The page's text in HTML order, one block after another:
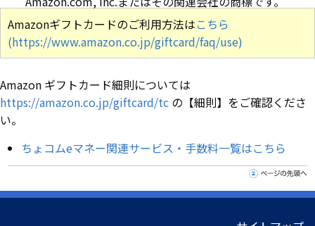
Amazonギフトカードのご利用方法はこちら
(https://www.amazon.co.jp/giftcard/faq/use)
Amazon ギフトカード細則については
https://amazon.co.jp/giftcard/tc の【細則】をご確認くださ
い。
ちょコムeマネー関連サービス・手数料一覧はこちら